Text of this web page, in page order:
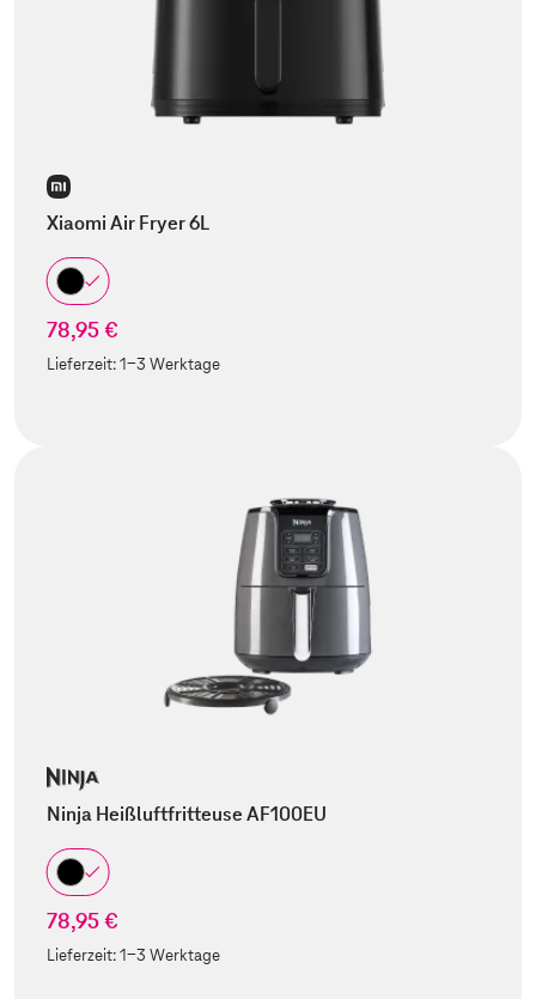
Xiaomi Air Fryer 6L
78,95 €
Lieferzeit:1-3 Werktage
Ninja Heißluftfritteuse AF100EU
78,95 €
Lieferzeit:1-3 Werktage